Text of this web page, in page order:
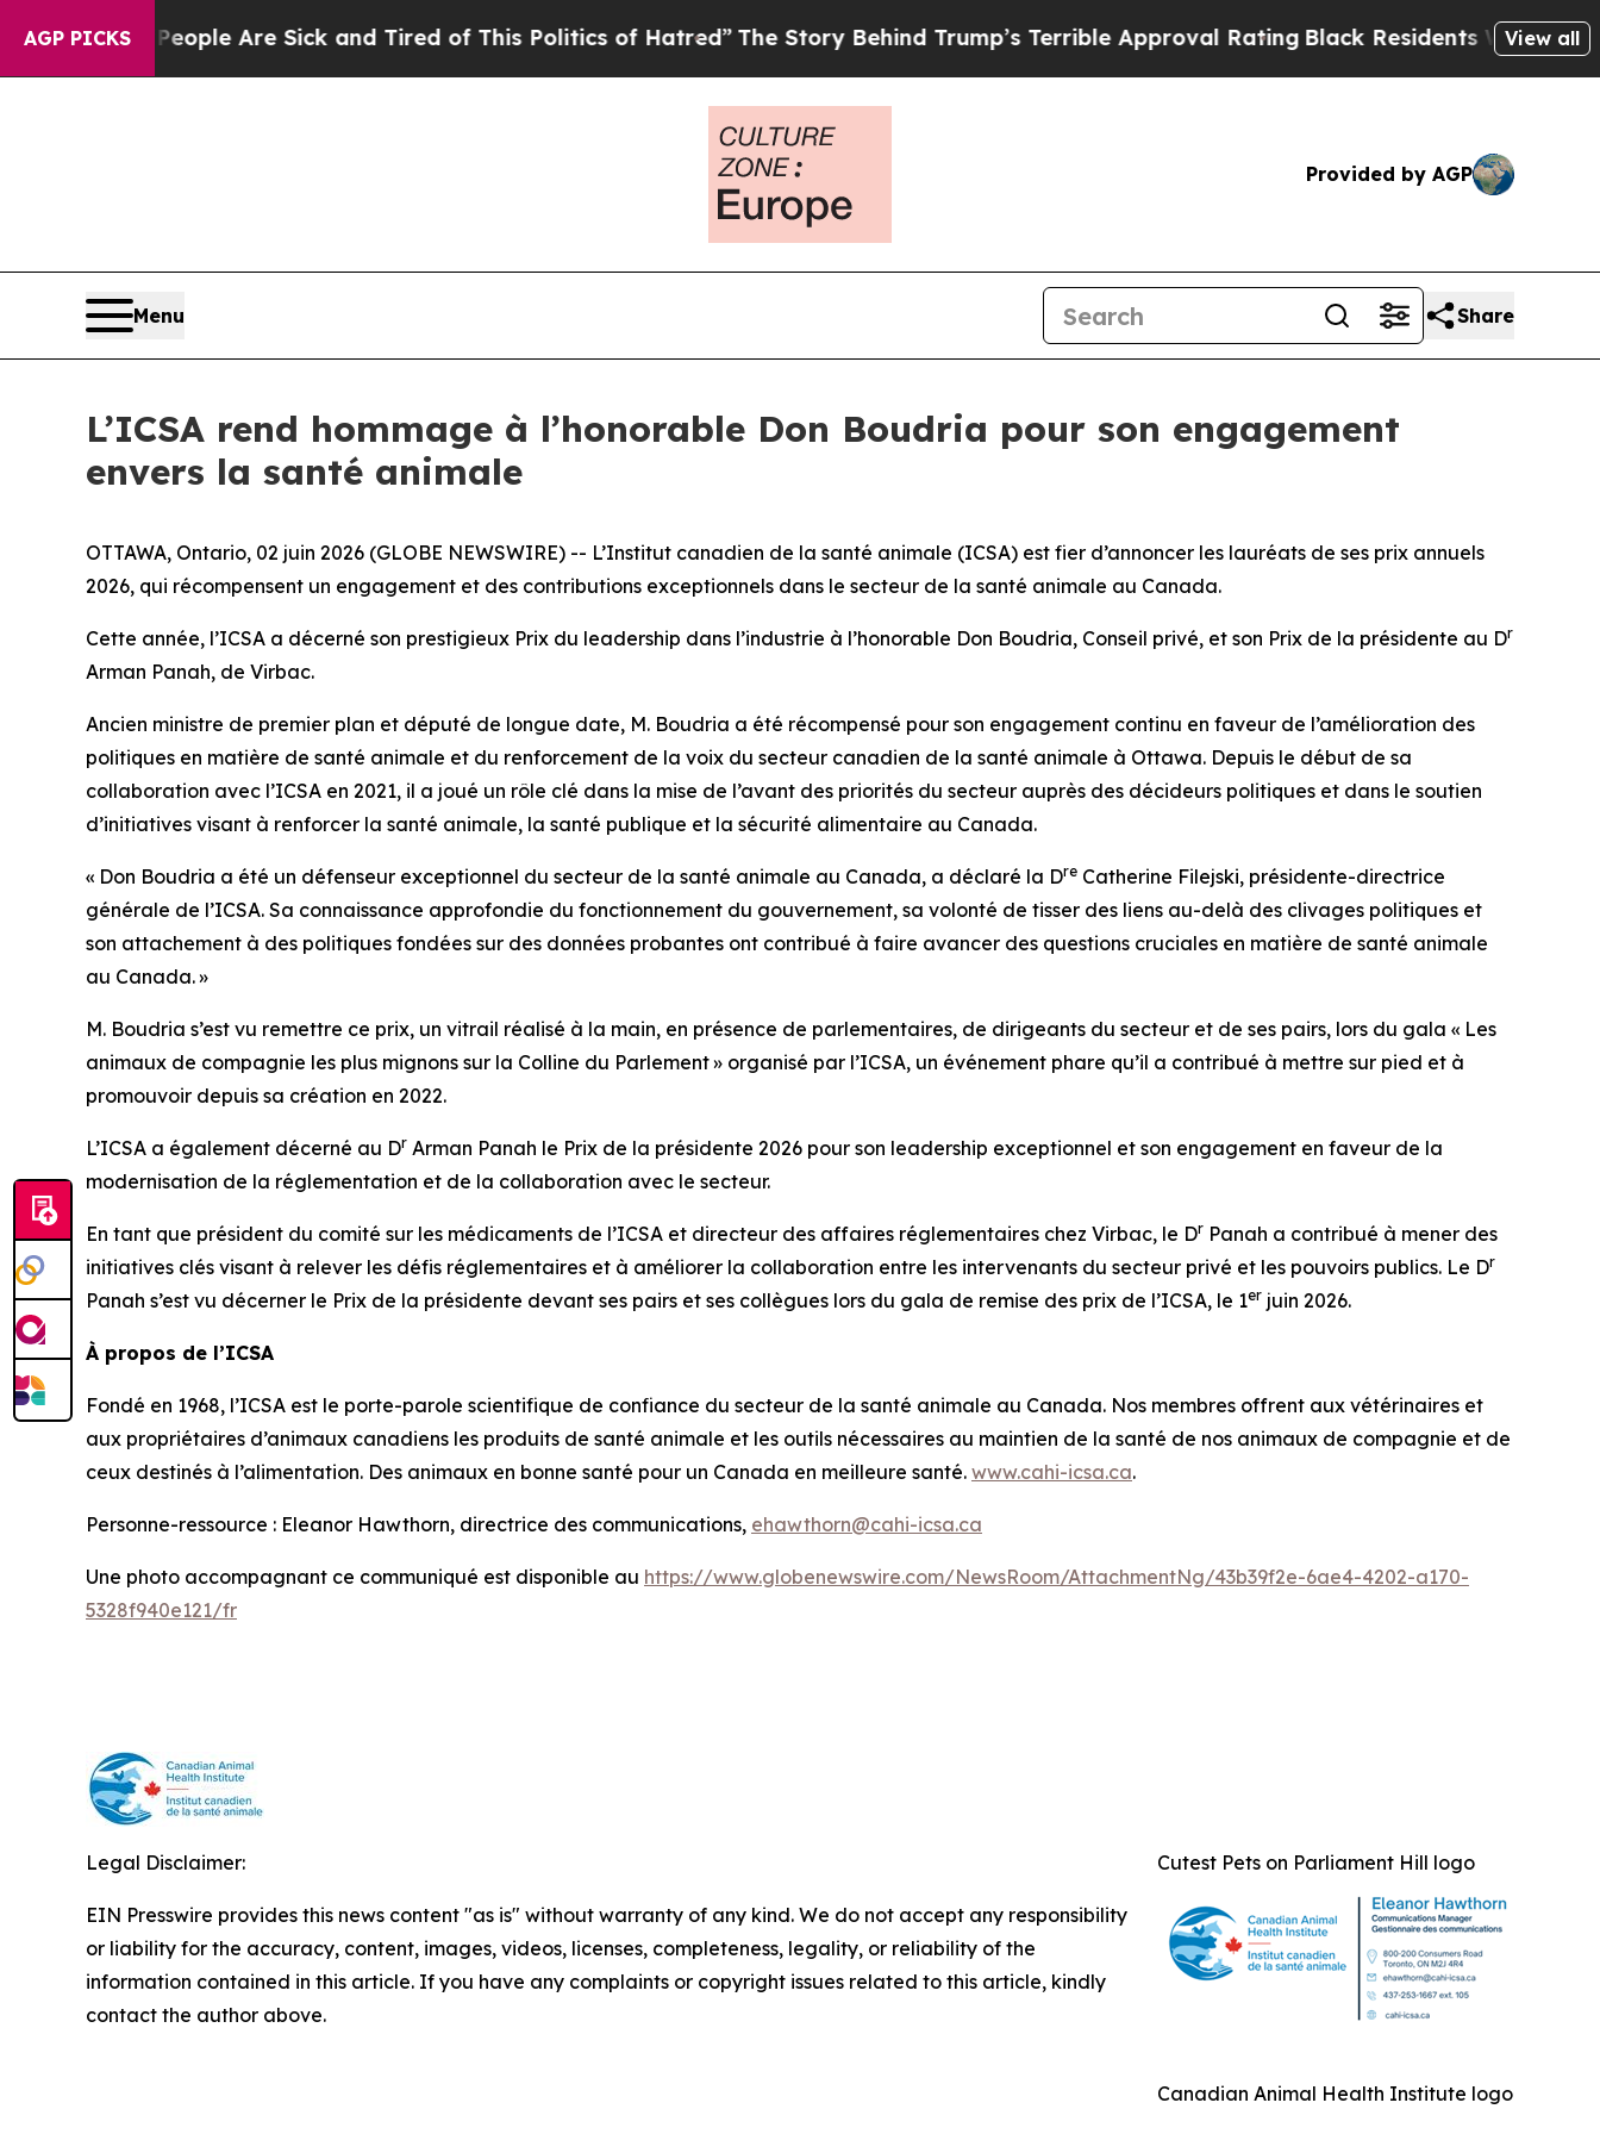
AGP PICKS
Win: “People Are Sick and Tired of This Politics of Hatred”The Story Behind Trump’s Terrible Approval Rating Black Residents Warned ofView all
Provided by AGP
Menu Share
L’ICSA rend hommage à l’honorable Don Boudria pour son engagement
envers la santé animale
OTTAWA, Ontario, 02 juin 2026 (GLOBE NEWSWIRE) -- L’Institut canadien de la santé animale (ICSA) est fier d’annoncer les lauréats de ses prix annuels
2026, qui récompensent un engagement et des contributions exceptionnels dans le secteur de la santé animale au Canada.
Cette année, l’ICSA a décerné son prestigieux Prix du leadership dans l’industrie à l’honorable Don Boudria, Conseil privé, et son Prix de la présidente au Dr
Arman Panah, de Virbac.
Ancien ministre de premier plan et député de longue date, M. Boudria a été récompensé pour son engagement continu en faveur de l’amélioration des
politiques en matière de santé animale et du renforcement de la voix du secteur canadien de la santé animale à Ottawa. Depuis le début de sa
collaboration avec l’ICSA en 2021, il a joué un rôle clé dans la mise de l’avant des priorités du secteur auprès des décideurs politiques et dans le soutien
d’initiatives visant à renforcer la santé animale, la santé publique et la sécurité alimentaire au Canada.
« Don Boudria a été un défenseur exceptionnel du secteur de la santé animale au Canada, a déclaré la Dre Catherine Filejski, présidente-directrice
générale de l’ICSA. Sa connaissance approfondie du fonctionnement du gouvernement, sa volonté de tisser des liens au-delà des clivages politiques et
son attachement à des politiques fondées sur des données probantes ont contribué à faire avancer des questions cruciales en matière de santé animale
au Canada. »
M. Boudria s’est vu remettre ce prix, un vitrail réalisé à la main, en présence de parlementaires, de dirigeants du secteur et de ses pairs, lors du gala « Les
animaux de compagnie les plus mignons sur la Colline du Parlement » organisé par l’ICSA, un événement phare qu’il a contribué à mettre sur pied et à
promouvoir depuis sa création en 2022.
L’ICSA a également décerné au Dr Arman Panah le Prix de la présidente 2026 pour son leadership exceptionnel et son engagement en faveur de la
modernisation de la réglementation et de la collaboration avec le secteur.
En tant que président du comité sur les médicaments de l’ICSA et directeur des affaires réglementaires chez Virbac, le Dr Panah a contribué à mener des
initiatives clés visant à relever les défis réglementaires et à améliorer la collaboration entre les intervenants du secteur privé et les pouvoirs publics. Le Dr
Panah s’est vu décerner le Prix de la présidente devant ses pairs et ses collègues lors du gala de remise des prix de l’ICSA, le 1er juin 2026.
À propos de l’ICSA
Fondé en 1968, l’ICSA est le porte-parole scientifique de confiance du secteur de la santé animale au Canada. Nos membres offrent aux vétérinaires et
aux propriétaires d’animaux canadiens les produits de santé animale et les outils nécessaires au maintien de la santé de nos animaux de compagnie et de
ceux destinés à l’alimentation. Des animaux en bonne santé pour un Canada en meilleure santé. www.cahi-icsa.ca.
Personne-ressource : Eleanor Hawthorn, directrice des communications, ehawthorn@cahi-icsa.ca
Une photo accompagnant ce communiqué est disponible au https://www.globenewswire.com/NewsRoom/AttachmentNg/43b39f2e-6ae4-4202-a170-
5328f940e121/fr
Cutest Pets on Parliament Hill logo
Canadian Animal Health Institute logo
Legal Disclaimer:
EIN Presswire provides this news content "as is" without warranty of any kind. We do not accept any responsibility
or liability for the accuracy, content, images, videos, licenses, completeness, legality, or reliability of the
information contained in this article. If you have any complaints or copyright issues related to this article, kindly
contact the author above.